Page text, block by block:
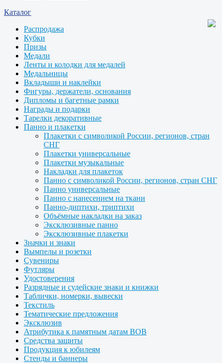
Каталог
Распродажа
Кубки
Призы
Медали
Ленты и колодки для медалей
Медальницы
Вкладыши и наклейки
Фигуры, держатели, основания
Дипломы и багетные рамки
Награды и подарки
Тарелки декоративные
Панно и плакетки
Плакетки с символикой России, регионов, стран
СНГ
Плакетки универсальные
Плакетки музыкальные
Накладки для плакеток
Панно с символикой России, регионов, стран СНГ
Панно универсальные
Панно с нанесением на ткани
Панно-диптихи, триптихи
Объёмные накладки на заказ
Эксклюзивные панно
Эксклюзивные плакетки
Значки и знаки
Вымпелы и розетки
Сувениры
Футляры
Удостоверения
Разрядные и судейские знаки и книжки
Таблички, номерки, вывески
Текстиль
Тематические предложения
Эксклюзив
Атрибутика к памятным датам ВОВ
Средства защиты
Продукция к юбилеям
Стенды и баннеры